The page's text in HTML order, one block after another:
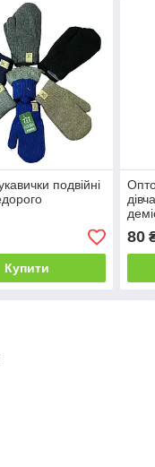
подвійні
Купити
80